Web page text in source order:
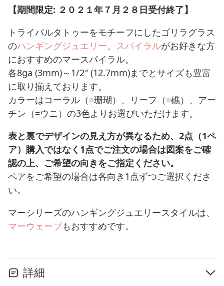
【期間限定: ２０２１年７月２８日受付終了】
トライバルタトゥーをモチーフにしたゴリラグラス
のハンギングジュエリー、 スパイラルがお好きな方
におすすめのマースパイラル。
各8ga (3mm)～1/2″ (12.7mm)までとサイズも豊富
に取り揃えております。
カラーはコーラル（=珊瑚）、リーフ（=礁）、アー
チン（=ウニ）の3色よりお選びいただけます。
表と裏でデザインの見え方が異なるため、2点（1ペ
ア）購入ではなく1点でご注文の場合は図案をご確
認の上、ご希望の向きをご指定ください。
ペアをご希望の場合は各向き1点ずつご選択くださ
い。
マーシリーズのハンギングジュエリースタイルは、
マーウェーブもおすすめです。
詳細